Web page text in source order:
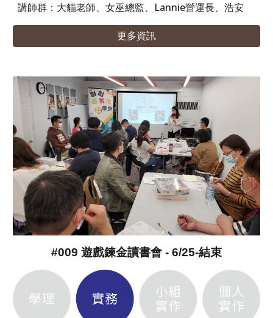
講師群：大貓老師、女巫總監、Lannie營運長、浩安
更多資訊
#009 遊戲鍊金讀書會 - 6/25-結束